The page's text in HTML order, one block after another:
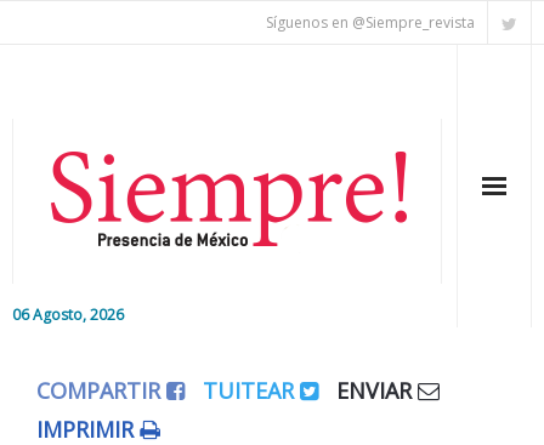
Síguenos en @Siempre_revista
06 Agosto, 2026
Editorial
COMPARTIR TUITEAR
ENVIAR
IMPRIMIR